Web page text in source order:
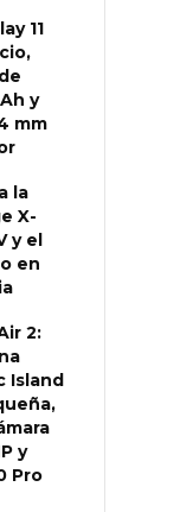
11
y
mm
la
X-
y el
en
2:
Island
y
Pro